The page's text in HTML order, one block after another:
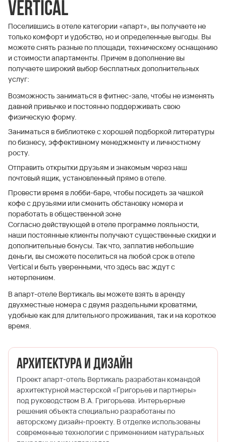
Vertical
Поселившись в отеле категории «апарт», вы получаете не
только комфорт и удобство, но и определенные выгоды. Вы
можете снять разные по площади, техническому оснащению
и стоимости апартаменты. Причем в дополнение вы
получаете широкий выбор бесплатных дополнительных
услуг:
Возможность заниматься в фитнес-зале, чтобы не изменять
давней привычке и постоянно поддерживать свою
физическую форму.
Заниматься в библиотеке с хорошей подборкой литературы
по бизнесу, эффективному менеджменту и личностному
росту.
Отправить открытки друзьям и знакомым через наш
почтовый ящик, установленный прямо в отеле.
Провести время в лобби-баре, чтобы посидеть за чашкой
кофе с друзьями или сменить обстановку номера и
поработать в общественной зоне
Согласно действующей в отеле программе лояльности,
наши постоянные клиенты получают существенные скидки и
дополнительные бонусы. Так что, заплатив небольшие
деньги, вы сможете поселиться на любой срок в отеле
Vertical и быть уверенными, что здесь вас ждут с
нетерпением.
В апарт-отеле Вертикаль вы можете взять в аренду
двухместные номера с двумя раздельными кроватями,
удобные как для длительного проживания, так и на короткое
время.
Архитектура и дизайн
Проект апарт-отель Вертикаль разработан командой
архитектурной мастерской «Григорьев и партнеры»
под руководством В.А. Григорьева. Интерьерные
решения объекта специально разработаны по
авторскому дизайн-проекту. В отделке использованы
современные технологии с применением натуральных